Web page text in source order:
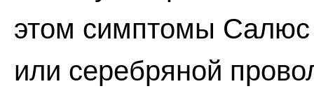
этом симптомы
или серебряной